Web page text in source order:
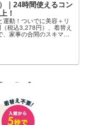
｜24時間使えるコン
！
動！ついでに美容＋リ
税込3,278円）、着替え
家事の合間のスキマ時